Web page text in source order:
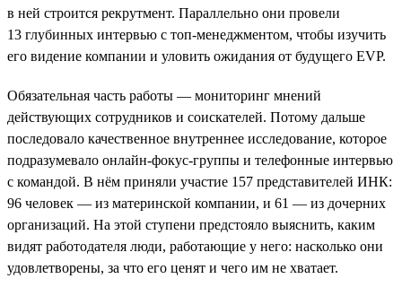
в ней строится рекрутмент. Параллельно они провели
13 глубинных интервью с топ-менеджментом, чтобы изучить
его видение компании и уловить ожидания от будущего EVP.
Обязательная часть работы — мониторинг мнений
действующих сотрудников и соискателей. Потому дальше
последовало качественное внутреннее исследование, которое
подразумевало онлайн-фокус-группы и телефонные интервью
с командой. В нём приняли участие 157 представителей ИНК:
96 человек — из материнской компании, и 61 — из дочерних
организаций. На этой ступени предстояло выяснить, каким
видят работодателя люди, работающие у него: насколько они
удовлетворены, за что его ценят и чего им не хватает.